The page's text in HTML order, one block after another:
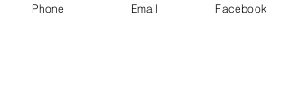
Phone Email Facebook